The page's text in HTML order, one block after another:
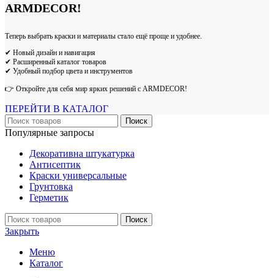
ARMDECOR!
Теперь выбрать краски и материалы стало ещё проще и удобнее.
✔ Новый дизайн и навигация
✔ Расширенный каталог товаров
✔ Удобный подбор цвета и инструментов
👉 Откройте для себя мир ярких решений с ARMDECOR!
ПЕРЕЙТИ В КАТАЛОГ
Поиск
Популярные запросы
Декоративна штукатурка
Антисептик
Краски универсальные
Грунтовка
Герметик
Поиск
Закрыть
Меню
Каталог